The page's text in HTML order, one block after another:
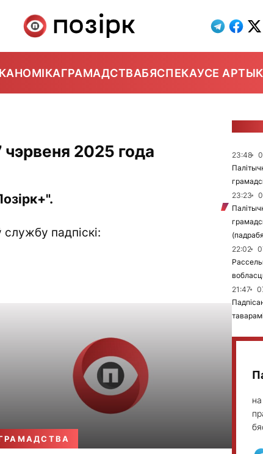
ГРАМАДСТВАБЯСПЕКАУСЕ
2025 года
падпіскі:
23:48
23:23
22:02
21:47